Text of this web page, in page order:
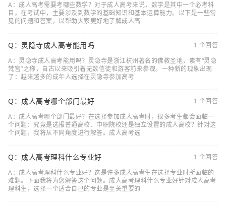
A：成人高考需要考哪些数学？对于成人高考来说，数学是其中一个必考科
目。在考试中，主要涉及到数学的基础知识和基本运算能力。以下是一些常
见的问题和答案，以帮助大家更好地了解成人高
Q：灵隐寺成人高考能用吗
1 个回答
A：灵隐寺成人高考能用吗？灵隐寺是浙江杭州著名的佛教圣地，素有“灵隐
梵宫”之称，自古以来吸引着无数信徒和游客前来参观。一种新的现象出现
了：越来越多的成年人选择在灵隐寺参加高考
Q：成人高考哪个部门最好
1 个回答
A：成人高考哪个部门最好？在选择参加成人高考时，很多考生都会面临一
个问题：究竟是选报普通高校、中职院校还是独立设置的成人高校？针对这
个问题，我将从不同角度进行解答。成人高考选
Q：成人高考理科什么专业好
1 个回答
A：成人高考理科什么专业好？这是许多成人高考生在选择专业时所面临的
难题。下面我将为您解答这个问题。成人高考理科什么专业好针对成人高考
理科生，选择一个适合自己的专业是至关重要的